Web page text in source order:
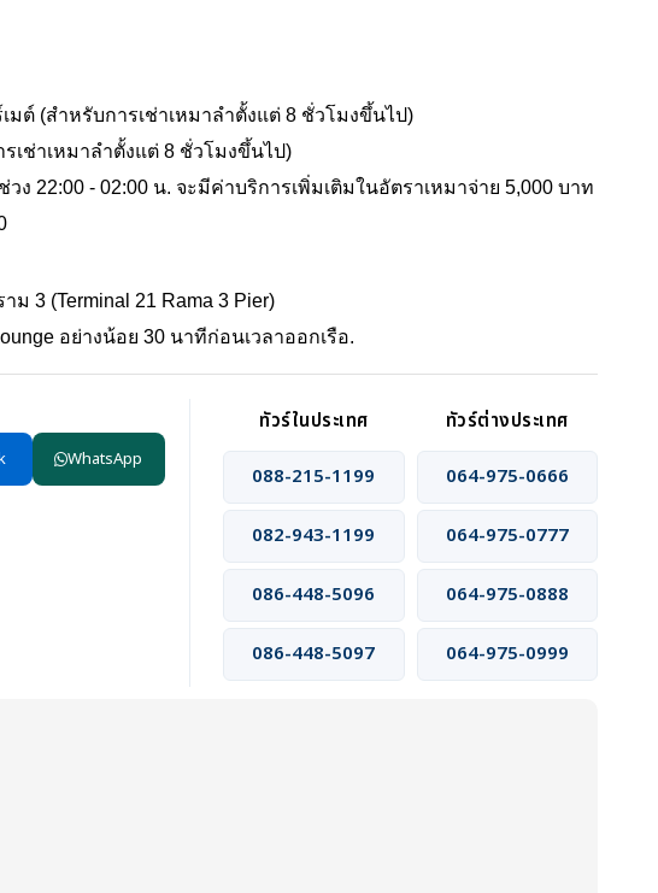
มต์ (สำหรับการเช่าเหมาลำตั้งแต่ 8 ชั่วโมงขึ้นไป)
เช่าเหมาลำตั้งแต่ 8 ชั่วโมงขึ้นไป)
ง 22:00 - 02:00 น. จะมีค่าบริการเพิ่มเติมในอัตราเหมาจ่าย 5,000 บาท
ม 3 (Terminal 21 Rama 3 Pier)
อย่างน้อย 30 นาทีก่อนเวลาออกเรือ.
WhatsApp
ทัวร์ในประเทศ
ทัวร์ต่างประเทศ
088-215-1199
064-975-0666
082-943-1199 064-975-0777
086-448-5096 064-975-0888
086-448-5097 064-975-0999